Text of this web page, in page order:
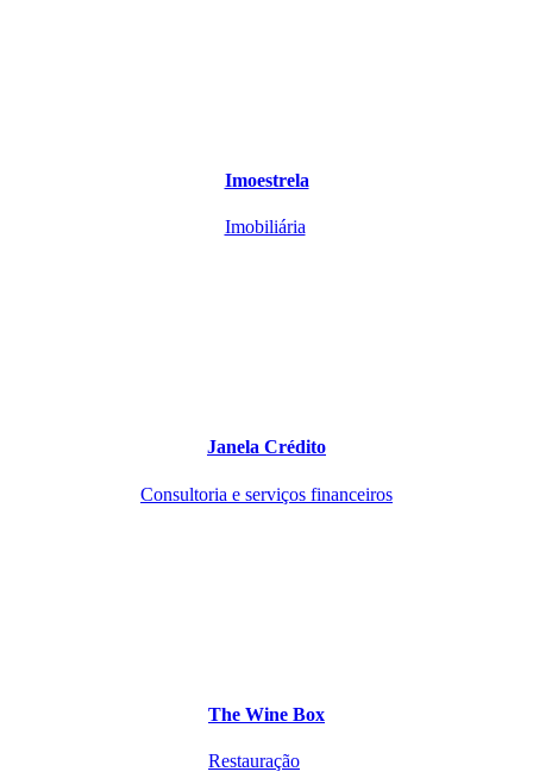
Imoestrela
Imobiliária
Janela Crédito
Consultoria e serviços financeiros
The Wine Box
Restauração